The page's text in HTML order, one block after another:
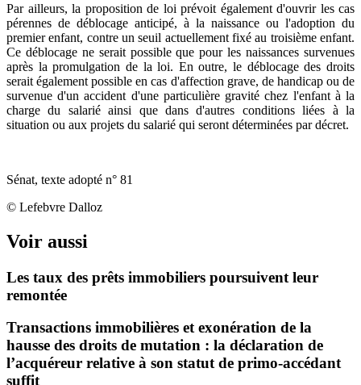
Par ailleurs, la proposition de loi prévoit également d'ouvrir les cas
pérennes de déblocage anticipé, à la naissance ou l'adoption du
premier enfant, contre un seuil actuellement fixé au troisième enfant.
Ce déblocage ne serait possible que pour les naissances survenues
après la promulgation de la loi. En outre, le déblocage des droits
serait également possible en cas d'affection grave, de handicap ou de
survenue d'un accident d'une particulière gravité chez l'enfant à la
charge du salarié ainsi que dans d'autres conditions liées à la
situation ou aux projets du salarié qui seront déterminées par décret.
Sénat, texte adopté n° 81
© Lefebvre Dalloz
Voir aussi
Les taux des prêts immobiliers poursuivent leur
remontée
Transactions immobilières et exonération de la
hausse des droits de mutation : la déclaration de
l’acquéreur relative à son statut de primo-accédant
suffit